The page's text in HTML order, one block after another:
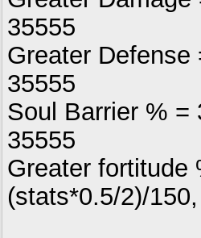
35555
Greater
35555
Soul Barrier % =
35555
Greater fortitude
(stats*0.5/2)/